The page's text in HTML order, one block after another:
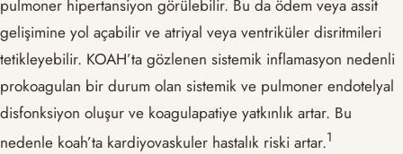
pulmoner hipertansiyon görülebilir. Bu da ödem veya assit
gelişimine yol açabilir ve atriyal veya ventriküler disritmileri
tetikleyebilir. KOAH’ta gözlenen sistemik inflamasyon nedenli
prokoagulan bir durum olan sistemik ve pulmoner endotelyal
disfonksiyon oluşur ve koagulapatiye yatkınlık artar. Bu
nedenle koah’ta kardiyovaskuler hastalık riski artar.​1​